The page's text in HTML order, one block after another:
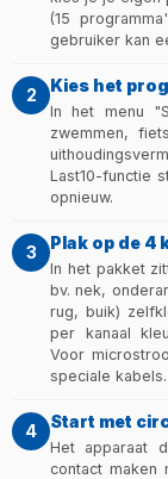
(15
gebruiker kan
2 Kies het
In het menu
zwemmen,
Last10-functie
opnieuw.
3 Plak op de 4
In het pakket
bv. nek,
rug, buik)
per kanaal
Voor
speciale kabels.
4 Start met
Het apparaat
contact